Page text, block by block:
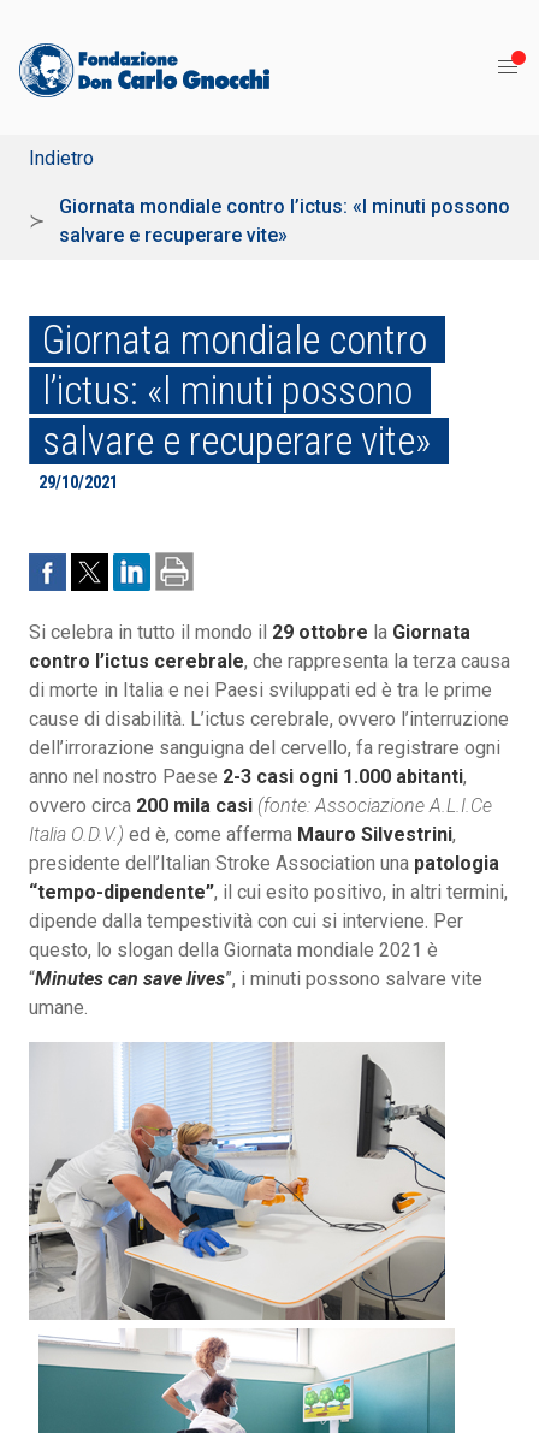
Indietro
Giornata mondiale contro l’ictus: «I minuti possono
salvare e recuperare vite»
Giornata mondiale contro
l’ictus: «I minuti possono
salvare e recuperare vite»
29/10/2021
Si celebra in tutto il mondo il 29 ottobre la Giornata
contro l’ictus cerebrale, che rappresenta la terza causa
di morte in Italia e nei Paesi sviluppati ed è tra le prime
cause di disabilità. L’ictus cerebrale, ovvero l’interruzione
dell’irrorazione sanguigna del cervello, fa registrare ogni
anno nel nostro Paese 2-3 casi ogni 1.000 abitanti,
ovvero circa 200 mila casi (fonte: Associazione A.L.I.Ce
Italia O.D.V.) ed è, come afferma Mauro Silvestrini,
presidente dell’Italian Stroke Association una patologia
“tempo-dipendente”, il cui esito positivo, in altri termini,
dipende dalla tempestività con cui si interviene. Per
questo, lo slogan della Giornata mondiale 2021 è
“Minutes can save lives”, i minuti possono salvare vite
umane.